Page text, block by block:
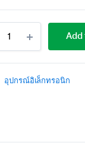
Add
อุปกรณ์อิเล็กทรอนิก